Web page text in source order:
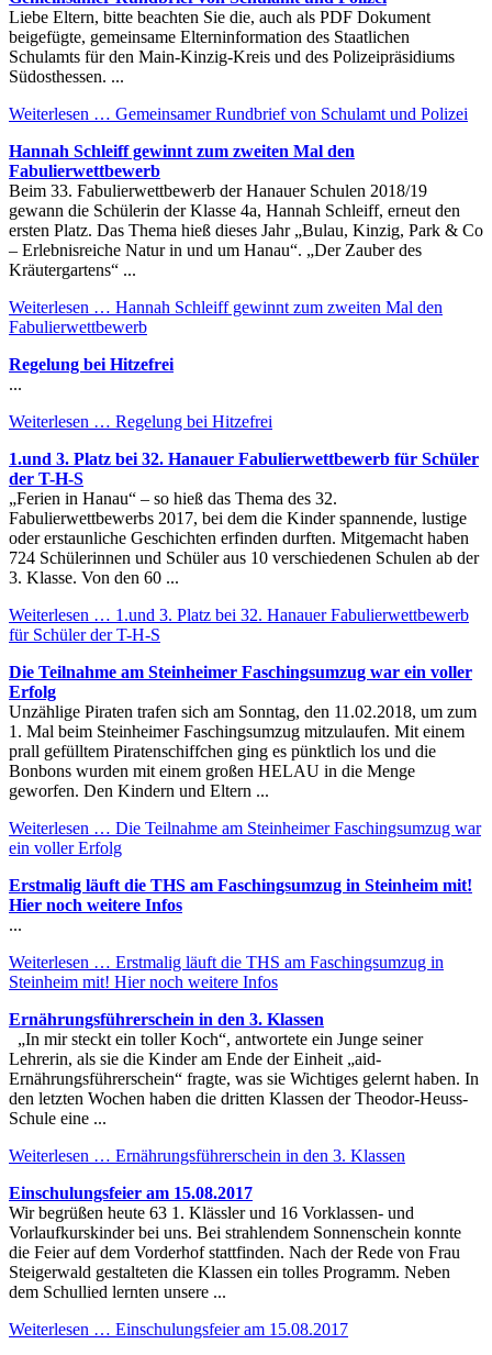
Liebe Eltern, bitte beachten Sie die, auch als PDF Dokument
beigefügte, gemeinsame Elterninformation des Staatlichen
Schulamts für den Main-Kinzig-Kreis und des Polizeipräsidiums
Südosthessen. ...
Weiterlesen … Gemeinsamer Rundbrief von Schulamt und Polizei
Hannah Schleiff gewinnt zum zweiten Mal den
Fabulierwettbewerb
Beim 33. Fabulierwettbewerb der Hanauer Schulen 2018/19
gewann die Schülerin der Klasse 4a, Hannah Schleiff, erneut den
ersten Platz. Das Thema hieß dieses Jahr „Bulau, Kinzig, Park & Co
– Erlebnisreiche Natur in und um Hanau“. „Der Zauber des
Kräutergartens“ ...
Weiterlesen … Hannah Schleiff gewinnt zum zweiten Mal den
Fabulierwettbewerb
Regelung bei Hitzefrei
...
Weiterlesen … Regelung bei Hitzefrei
1.und 3. Platz bei 32. Hanauer Fabulierwettbewerb für Schüler
der T-H-S
„Ferien in Hanau“ – so hieß das Thema des 32.
Fabulierwettbewerbs 2017, bei dem die Kinder spannende, lustige
oder erstaunliche Geschichten erfinden durften. Mitgemacht haben
724 Schülerinnen und Schüler aus 10 verschiedenen Schulen ab der
3. Klasse. Von den 60 ...
Weiterlesen … 1.und 3. Platz bei 32. Hanauer Fabulierwettbewerb
für Schüler der T-H-S
Die Teilnahme am Steinheimer Faschingsumzug war ein voller
Erfolg
Unzählige Piraten trafen sich am Sonntag, den 11.02.2018, um zum
1. Mal beim Steinheimer Faschingsumzug mitzulaufen. Mit einem
prall gefülltem Piratenschiffchen ging es pünktlich los und die
Bonbons wurden mit einem großen HELAU in die Menge
geworfen. Den Kindern und Eltern ...
Weiterlesen … Die Teilnahme am Steinheimer Faschingsumzug war
ein voller Erfolg
Erstmalig läuft die THS am Faschingsumzug in Steinheim mit!
Hier noch weitere Infos
...
Weiterlesen … Erstmalig läuft die THS am Faschingsumzug in
Steinheim mit! Hier noch weitere Infos
Ernährungsführerschein in den 3. Klassen
„In mir steckt ein toller Koch“, antwortete ein Junge seiner
Lehrerin, als sie die Kinder am Ende der Einheit „aid-
Ernährungsführerschein“ fragte, was sie Wichtiges gelernt haben. In
den letzten Wochen haben die dritten Klassen der Theodor-Heuss-
Schule eine ...
Weiterlesen … Ernährungsführerschein in den 3. Klassen
Einschulungsfeier am 15.08.2017
Wir begrüßen heute 63 1. Klässler und 16 Vorklassen- und
Vorlaufkurskinder bei uns. Bei strahlendem Sonnenschein konnte
die Feier auf dem Vorderhof stattfinden. Nach der Rede von Frau
Steigerwald gestalteten die Klassen ein tolles Programm. Neben
dem Schullied lernten unsere ...
Weiterlesen … Einschulungsfeier am 15.08.2017